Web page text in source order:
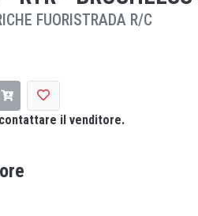
FUORISTRADA R/C
il venditore.